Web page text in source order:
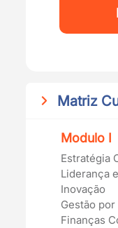
Matriz
Modulo I
Estratégia
Liderança
Inovação
Gestão
Finanças